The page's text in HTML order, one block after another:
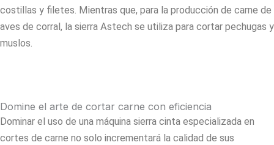
costillas y filetes. Mientras que, para la producción de carne de
aves de corral, la sierra Astech se utiliza para cortar pechugas y
muslos.
Domine el arte de cortar carne con eficiencia
Dominar el uso de una máquina sierra cinta especializada en
cortes de carne no solo incrementará la calidad de sus